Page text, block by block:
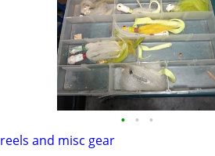
• • •
reels and misc gear